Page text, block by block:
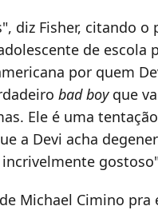
diz Fisher, citando o
de escola
por quem
bad boyque
Ele é uma
a Devi acha
Michael Cimino